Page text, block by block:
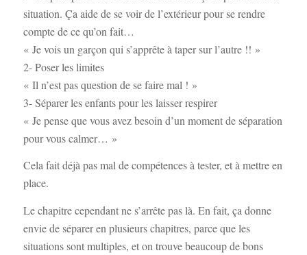
situation. Ça aide de se voir de l’extérieur pour se rendre
compte de ce qu’on fait…
« Je vois un garçon qui s’apprête à taper sur l’autre !! »
2- Poser les limites
« Il n’est pas question de se faire mal ! »
3- Séparer les enfants pour les laisser respirer
« Je pense que vous avez besoin d’un moment de séparation
pour vous calmer… »
Cela fait déjà pas mal de compétences à tester, et à mettre en
place.
Le chapitre cependant ne s’arrête pas là. En fait, ça donne
envie de séparer en plusieurs chapitres, parce que les
situations sont multiples, et on trouve beaucoup de bons